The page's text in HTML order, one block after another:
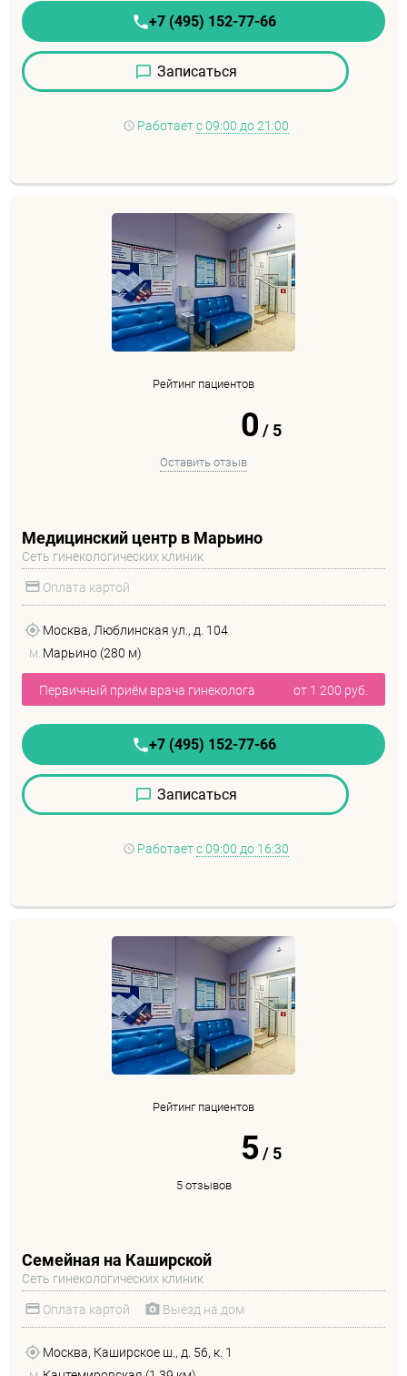
+7 (495) 152-77-66
Записаться
Работаетс 09:00 до 21:00
Рейтинг пациентов
0 / 5
Оставить отзыв
Медицинский центр в Марьино
Сеть гинекологических клиник
Оплата картой
Москва, Люблинская ул., д. 104
м. Марьино (280 м)
Первичный приём врача гинеколога от 1 200 руб.
+7 (495) 152-77-66
Записаться
Работаетс 09:00 до 16:30
Рейтинг пациентов
5/ 5
5 отзывов
Семейная на Каширской
Сеть гинекологических клиник
Оплата картой Выезд на дом
Москва, Каширское ш., д. 56, к. 1